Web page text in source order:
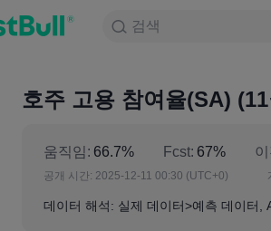
검색
검색
호주 고용 참여율(SA)
움직임: 66.7% Fcst: 67%
공개 시간: 2025-12-11 00:30 (UTC+0)
데이터 해석: 실제 데이터>예측 데이터,